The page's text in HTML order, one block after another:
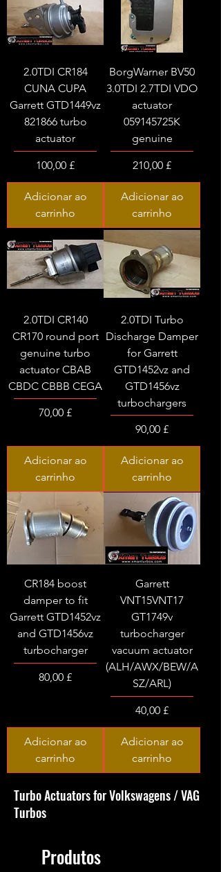
2.0TDI CR184
CUNA CUPA
Garrett GTD1449vz
821866 turbo
actuator
Preço
100,00 £
Adicionar ao
carrinho
BorgWarner BV50
3.0TDI 2.7TDI VDO
actuator
059145725K
genuine
Preço
210,00 £
Adicionar ao
carrinho
2.0TDI CR140
CR170 round port
genuine turbo
actuator CBAB
CBDC CBBB CEGA
Preço
70,00 £
Adicionar ao
carrinho
2.0TDI Turbo
Discharge Damper
for Garrett
GTD1452vz and
GTD1456vz
turbochargers
Preço
90,00 £
Adicionar ao
carrinho
CR184 boost
damper to fit
Garrett GTD1452vz
and GTD1456vz
turbocharger
Preço
80,00 £
Adicionar ao
carrinho
Garrett
VNT15VNT17
GT1749v
turbocharger
vacuum actuator
(ALH/AWX/BEW/A
SZ/ARL)
Preço
40,00 £
Adicionar ao
carrinho
Turbo Actuators for Volkswagens / VAG
Turbos
Produtos